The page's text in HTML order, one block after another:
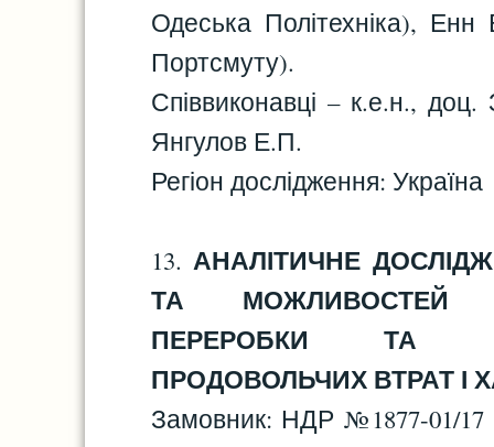
Одеська Політехніка), Енн
Портсмуту).
Співвиконавці – к.е.н.,
Янгулов Е.П.
Регіон дослідження: Україна
13. АНАЛІТИЧНЕ
ТА МОЖЛИВОСТЕЙ
ПЕРЕРОБКИ ТА
ПРОДОВОЛЬЧИХ ВТРАТ І
Замовник: НДР №1877-01/17